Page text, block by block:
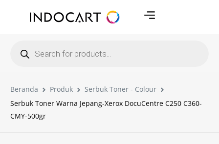
Beranda Produk
Serbuk Toner - Colour
Serbuk Toner Warna Jepang-Xerox DocuCentre C250 C360-
CMY-500gr